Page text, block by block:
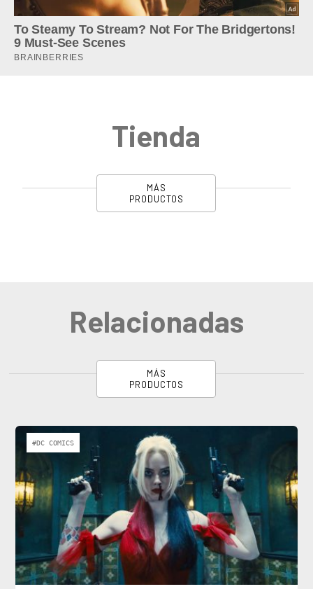
Tienda
MÁS
PRODUCTOS
Relacionadas
MÁS
PRODUCTOS
#DC COMICS